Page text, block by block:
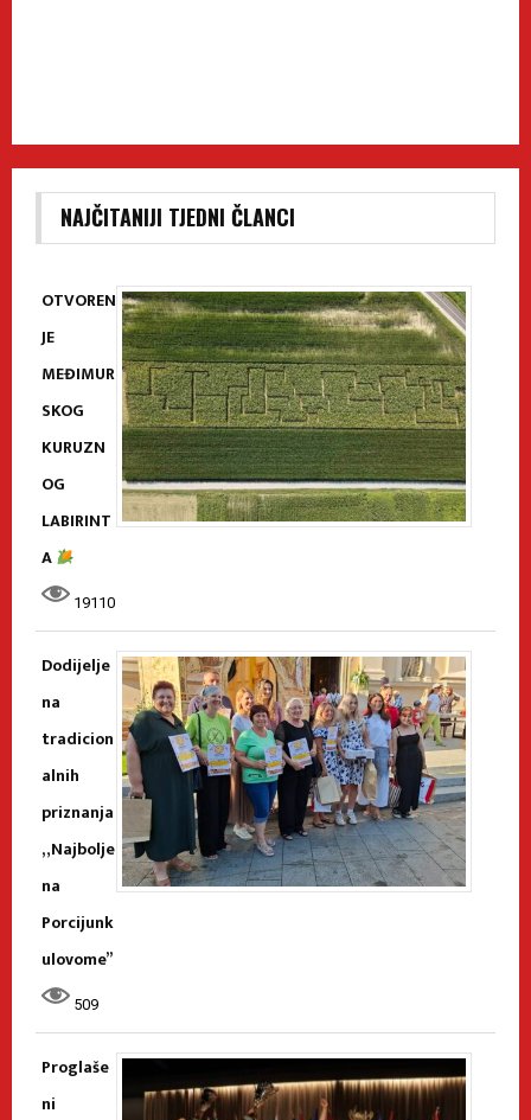
NAJČITANIJI TJEDNI ČLANCI
OTVOREN
JE
MEĐIMUR
SKOG
KURUZN
OG
LABIRINT
A
19110
Dodijelje
na
tradicion
alnih
priznanja
„Najbolje
na
Porcijunk
ulovome”
509
Proglaše
ni